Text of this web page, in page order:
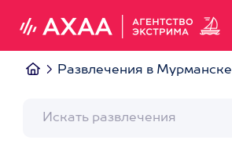
Развлечения в Мурманске